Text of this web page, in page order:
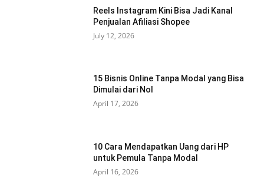
Reels Instagram Kini Bisa Jadi Kanal
Penjualan Afiliasi Shopee
July 12, 2026
15 Bisnis Online Tanpa Modal yang Bisa
Dimulai dari Nol
April 17, 2026
10 Cara Mendapatkan Uang dari HP
untuk Pemula Tanpa Modal
April 16, 2026